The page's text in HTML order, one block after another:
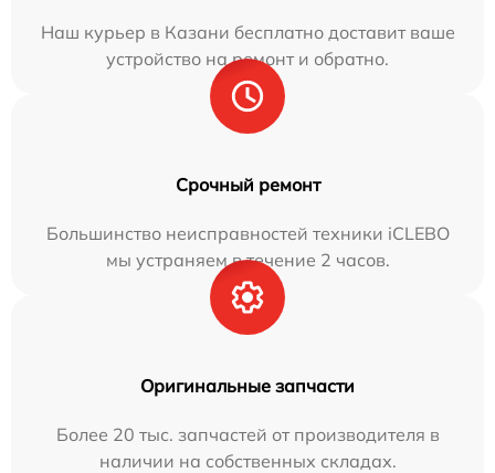
Наш курьер в Казани бесплатно доставит ваше
устройство на ремонт и обратно.
Срочный ремонт
Большинство неисправностей техники iCLEBO
мы устраняем в течение 2 часов.
Оригинальные запчасти
Более 20 тыс. запчастей от производителя в
наличии на собственных складах.